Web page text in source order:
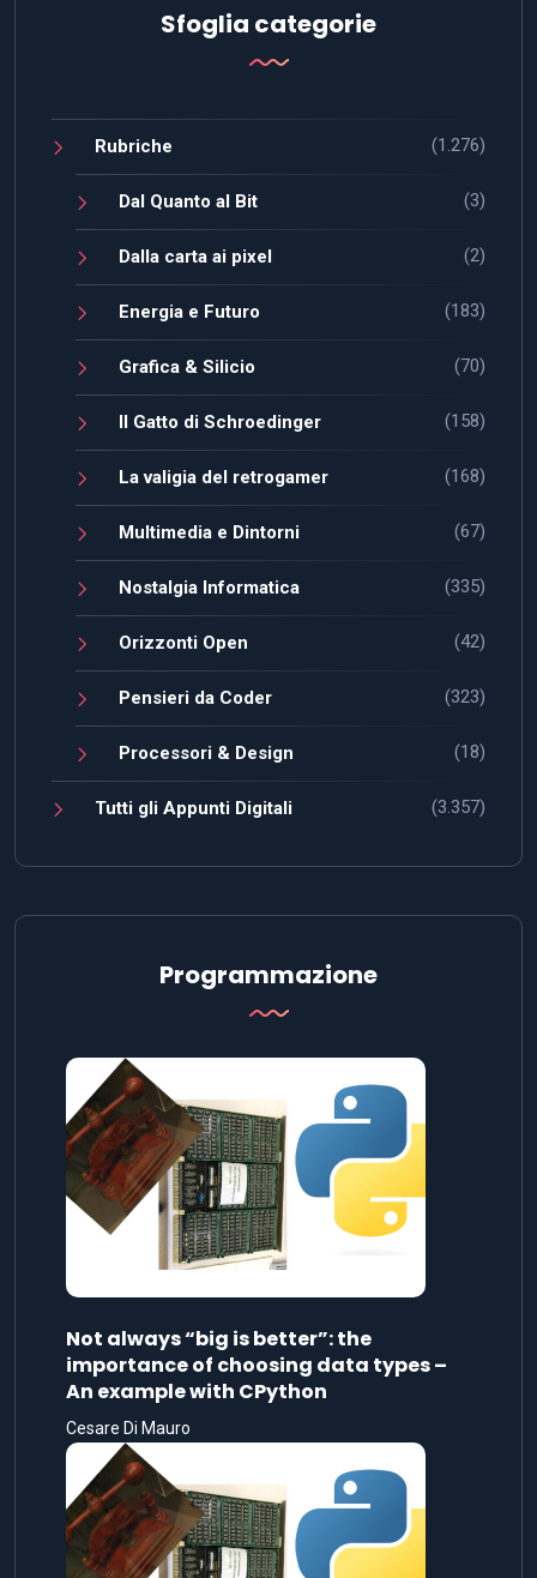
Sfoglia categorie
Rubriche (1.276)
Dal Quanto al Bit (3)
Dalla carta ai pixel (2)
Energia e Futuro (183)
Grafica & Silicio (70)
Il Gatto di Schroedinger (158)
La valigia del retrogamer (168)
Multimedia e Dintorni (67)
Nostalgia Informatica (335)
Orizzonti Open (42)
Pensieri da Coder (323)
Processori & Design (18)
Tutti gli Appunti Digitali (3.357)
Programmazione
Not always “big is better”: the
importance of choosing data types –
An example with CPython
Cesare Di Mauro